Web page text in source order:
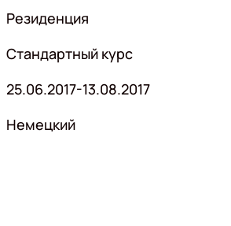
Резиденция
Стандартный курс
25.06.2017-13.08.2017
Немецкий